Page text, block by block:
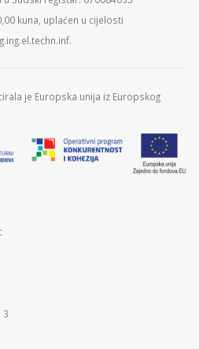
kuna, uplaćen u cijelosti
je Europska unija iz Europskog
3